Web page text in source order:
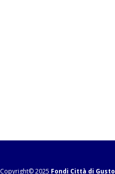
Copyright© 2025 Fondi Città di Gusto